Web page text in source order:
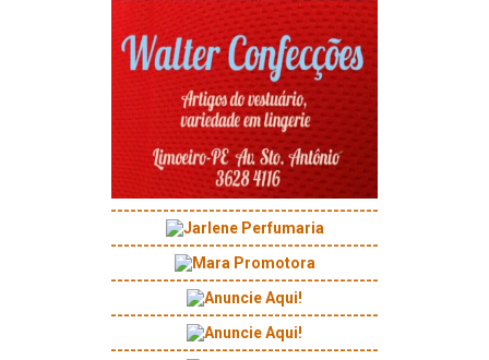
-----------------------------------------
-----------------------------------------
-----------------------------------------
-----------------------------------------
-----------------------------------------